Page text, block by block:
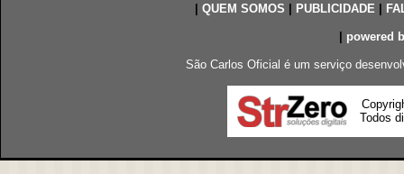
QUEM SOMOS PUBLICIDADE|
powered
São Carlos Oficial é um serviço
Todos